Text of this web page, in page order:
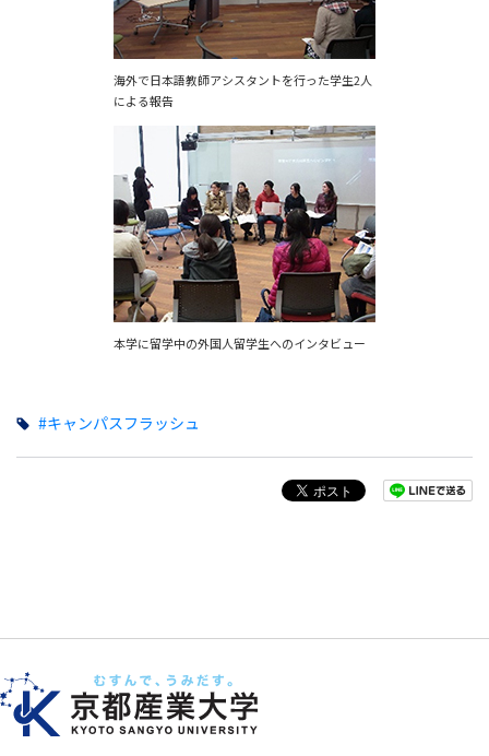
海外で日本語教師アシスタントを行った学生2人
による報告
本学に留学中の外国人留学生へのインタビュー
#キャンパスフラッシュ